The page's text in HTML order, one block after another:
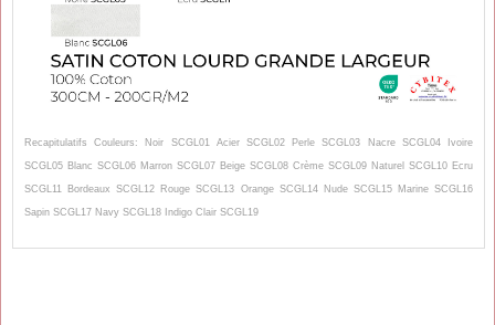
Recapitulatifs Couleurs: Noir SCGL01 Acier SCGL02 Perle SCGL03 Nacre SCGL04 Ivoire
SCGL05 Blanc SCGL06 Marron SCGL07 Beige SCGL08 Crème SCGL09 Naturel SCGL10 Ecru
SCGL11 Bordeaux SCGL12 Rouge SCGL13 Orange SCGL14 Nude SCGL15 Marine SCGL16
Sapin SCGL17 Navy SCGL18 Indigo Clair SCGL19